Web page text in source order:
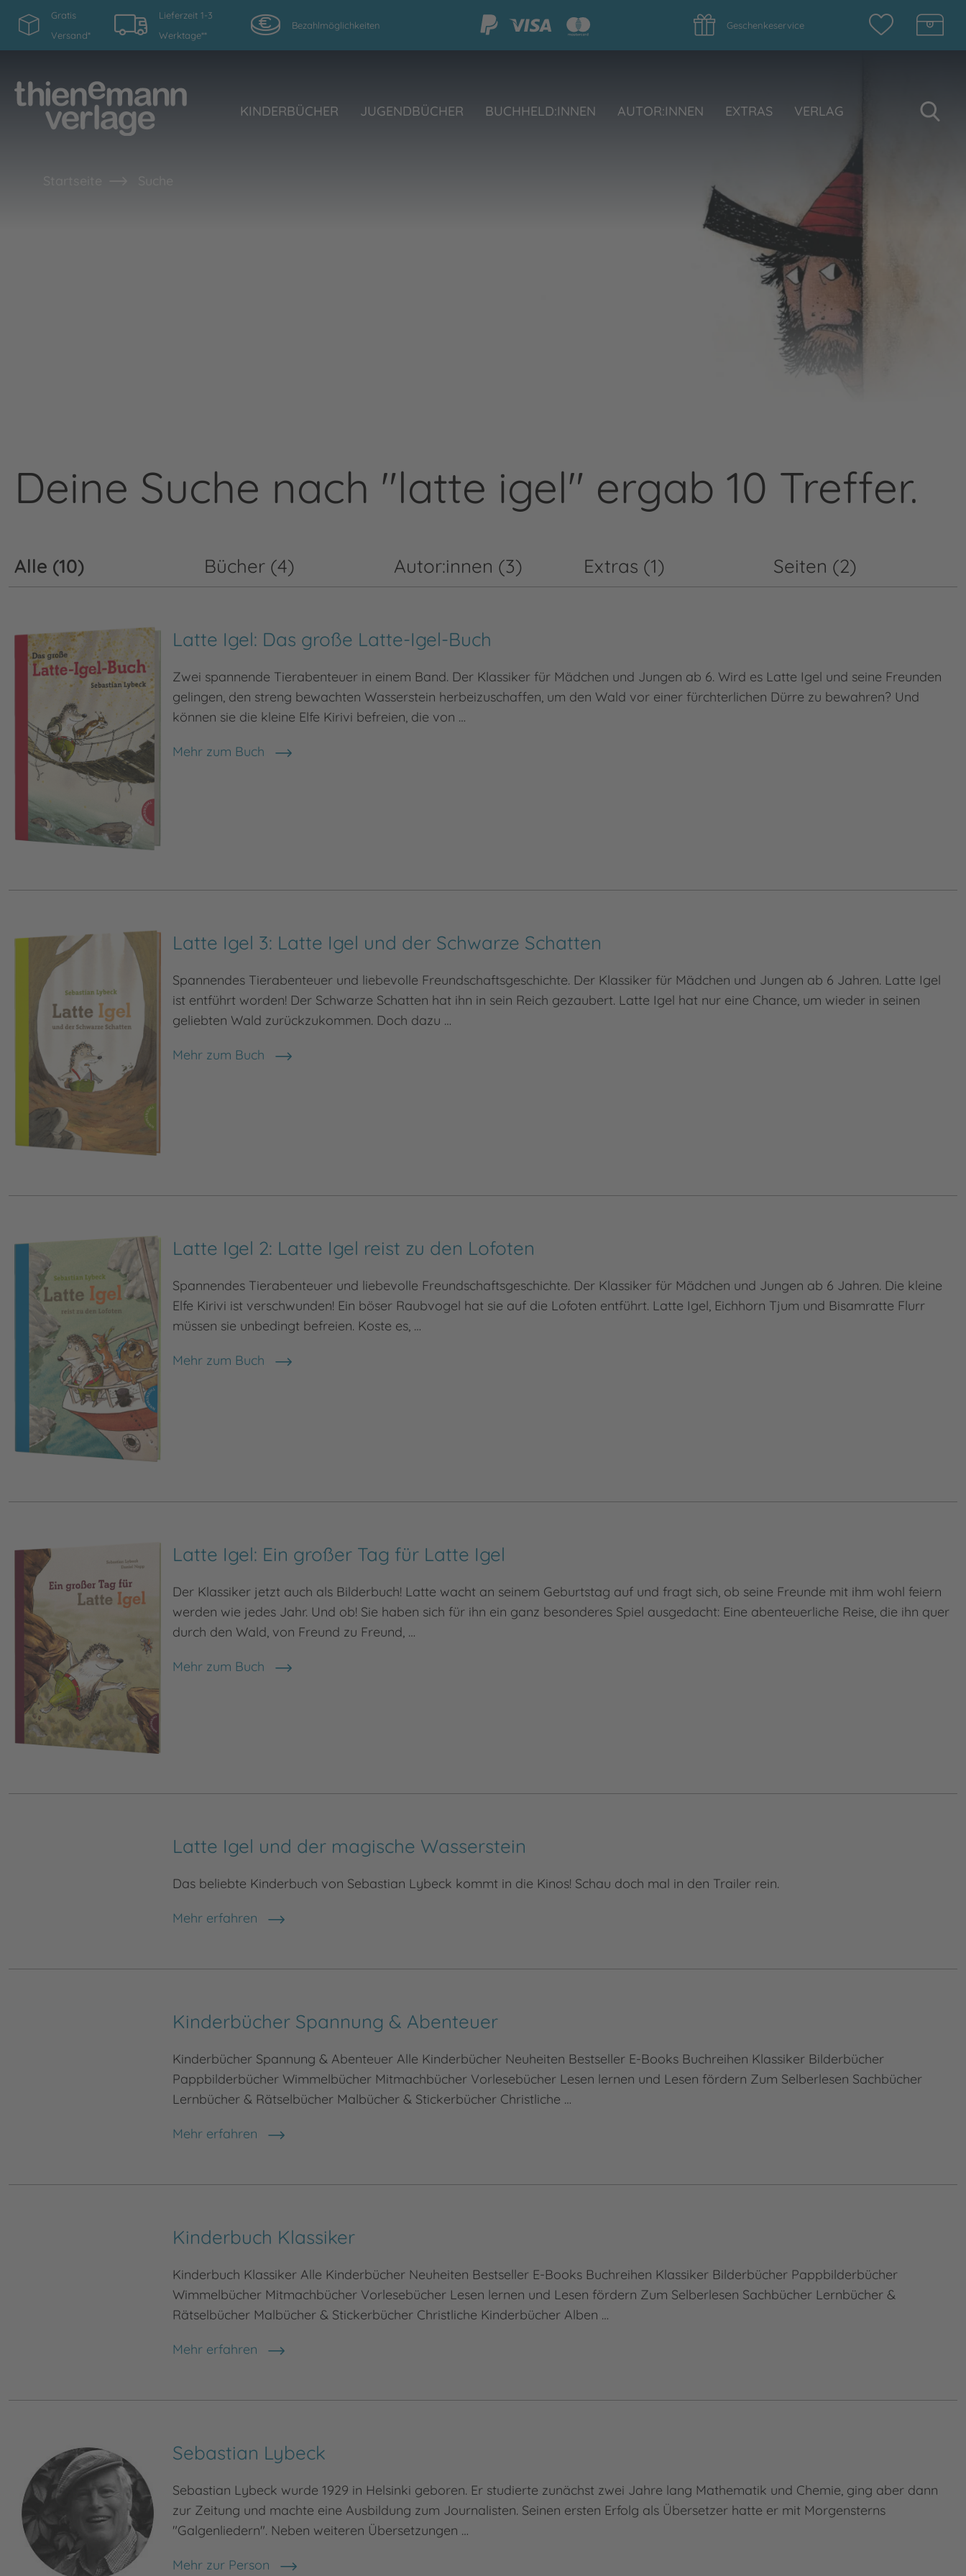
Gratis
Versand*
Lieferzeit 1-3
Werktage**
Bezahlmöglichkeiten Geschenkeservice
KINDERBÜCHER JUGENDBÜCHER BUCHHELD:INNEN AUTOR:INNEN EXTRAS VERLAG
Deine Suche nach "latte igel" ergab 10 Treffer.
Alle (10) Bücher (4) Autor:innen (3) Extras (1) Seiten (2)
Latte Igel: Das große Latte-Igel-Buch
Zwei spannende Tierabenteuer in einem Band. Der Klassiker für Mädchen und Jungen ab 6. Wird es Latte Igel und seine Freunden
gelingen, den streng bewachten Wasserstein herbeizuschaffen, um den Wald vor einer fürchterlichen Dürre zu bewahren? Und
können sie die kleine Elfe Kirivi befreien, die von …
Mehr zum Buch
Latte Igel 3: Latte Igel und der Schwarze Schatten
Spannendes Tierabenteuer und liebevolle Freundschaftsgeschichte. Der Klassiker für Mädchen und Jungen ab 6 Jahren. Latte Igel
ist entführt worden! Der Schwarze Schatten hat ihn in sein Reich gezaubert. Latte Igel hat nur eine Chance, um wieder in seinen
geliebten Wald zurückzukommen. Doch dazu …
Mehr zum Buch
Latte Igel 2: Latte Igel reist zu den Lofoten
Spannendes Tierabenteuer und liebevolle Freundschaftsgeschichte. Der Klassiker für Mädchen und Jungen ab 6 Jahren. Die kleine
Elfe Kirivi ist verschwunden! Ein böser Raubvogel hat sie auf die Lofoten entführt. Latte Igel, Eichhorn Tjum und Bisamratte Flurr
müssen sie unbedingt befreien. Koste es, …
Mehr zum Buch
Latte Igel: Ein großer Tag für Latte Igel
Der Klassiker jetzt auch als Bilderbuch! Latte wacht an seinem Geburtstag auf und fragt sich, ob seine Freunde mit ihm wohl feiern
werden wie jedes Jahr. Und ob! Sie haben sich für ihn ein ganz besonderes Spiel ausgedacht: Eine abenteuerliche Reise, die ihn quer
durch den Wald, von Freund zu Freund, …
Mehr zum Buch
Latte Igel und der magische Wasserstein
Das beliebte Kinderbuch von Sebastian Lybeck kommt in die Kinos! Schau doch mal in den Trailer rein.
Mehr erfahren
Kinderbücher Spannung & Abenteuer
Kinderbücher Spannung & Abenteuer Alle Kinderbücher Neuheiten Bestseller E-Books Buchreihen Klassiker Bilderbücher
Pappbilderbücher Wimmelbücher Mitmachbücher Vorlesebücher Lesen lernen und Lesen fördern Zum Selberlesen Sachbücher
Lernbücher & Rätselbücher Malbücher & Stickerbücher Christliche …
Mehr erfahren
Kinderbuch Klassiker
Kinderbuch Klassiker Alle Kinderbücher Neuheiten Bestseller E-Books Buchreihen Klassiker Bilderbücher Pappbilderbücher
Wimmelbücher Mitmachbücher Vorlesebücher Lesen lernen und Lesen fördern Zum Selberlesen Sachbücher Lernbücher &
Rätselbücher Malbücher & Stickerbücher Christliche Kinderbücher Alben …
Mehr erfahren
Sebastian Lybeck
Sebastian Lybeck wurde 1929 in Helsinki geboren. Er studierte zunächst zwei Jahre lang Mathematik und Chemie, ging aber dann
zur Zeitung und machte eine Ausbildung zum Journalisten. Seinen ersten Erfolg als Übersetzer hatte er mit Morgensterns
"Galgenliedern". Neben weiteren Übersetzungen …
Mehr zur Person